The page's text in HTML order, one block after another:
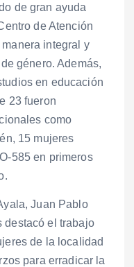
de gran ayuda
de Atención
integral y
género. Además,
en educación
23 fueron
como
15 mujeres
585 en primeros
Juan Pablo
destacó el trabajo
de la localidad
para erradicar la